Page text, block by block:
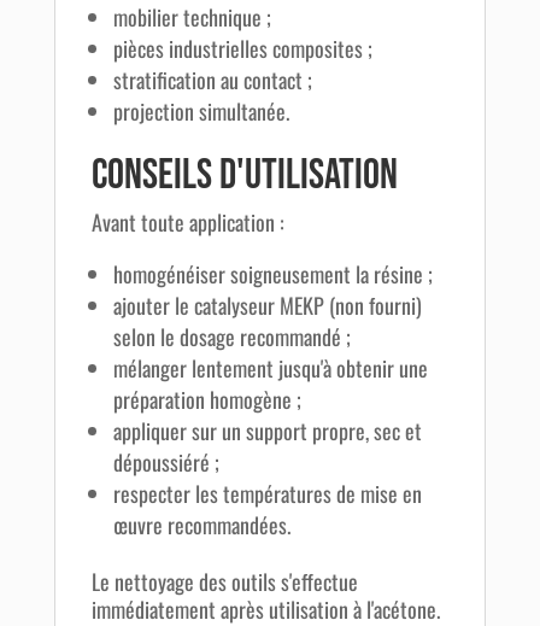
mobilier technique ;
pièces industrielles composites ;
stratification au contact ;
projection simultanée.
Conseils d'utilisation
Avant toute application :
homogénéiser soigneusement la résine ;
ajouter le catalyseur MEKP (non fourni)
selon le dosage recommandé ;
mélanger lentement jusqu'à obtenir une
préparation homogène ;
appliquer sur un support propre, sec et
dépoussiéré ;
respecter les températures de mise en
œuvre recommandées.
Le nettoyage des outils s'effectue
immédiatement après utilisation à l'acétone.